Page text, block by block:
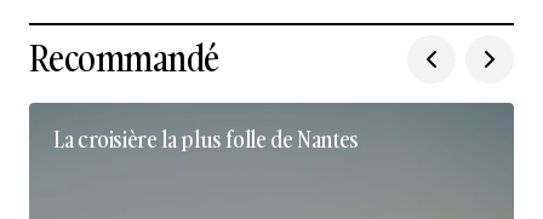
Recommandé
La croisière la plus folle de Nantes